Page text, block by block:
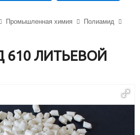
43
03
Промышленная химия
Полиамид
ЛИТЬЕВОЙ